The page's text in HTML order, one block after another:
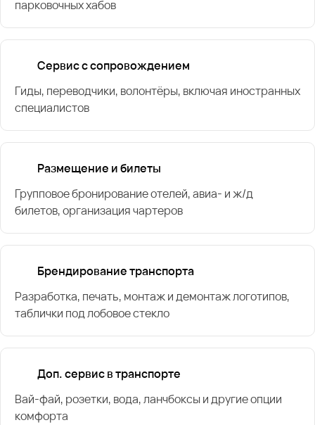
парковочных хабов
Сервис с сопровождением
Гиды, переводчики, волонтёры, включая иностранных
специалистов
Размещение и билеты
Групповое бронирование отелей, авиа- и ж/д
билетов, организация чартеров
Брендирование транспорта
Разработка, печать, монтаж и демонтаж логотипов,
таблички под лобовое стекло
Доп. сервис в транспорте
Вай-фай, розетки, вода, ланчбоксы и другие опции
комфорта